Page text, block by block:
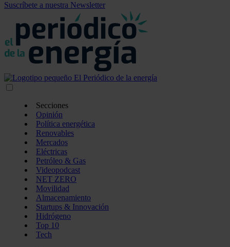
Suscríbete a nuestra Newsletter
Secciones
Opinión
Política energética
Renovables
Mercados
Eléctricas
Petróleo & Gas
Videopodcast
NET ZERO
Movilidad
Almacenamiento
Startups & Innovación
Hidrógeno
Top 10
Tech